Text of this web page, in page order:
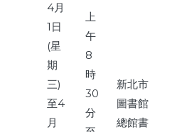
4月
1日
(星
期
三)
至4
月
上
午
8
時
30
分
新北市
圖書館
總館書